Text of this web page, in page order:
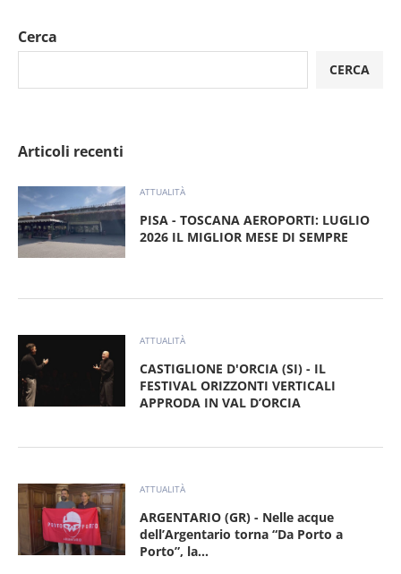
Cerca
CERCA
Articoli recenti
ATTUALITÀ
PISA - TOSCANA AEROPORTI: LUGLIO
2026 IL MIGLIOR MESE DI SEMPRE
ATTUALITÀ
CASTIGLIONE D'ORCIA (SI) - IL
FESTIVAL ORIZZONTI VERTICALI
APPRODA IN VAL D’ORCIA
ATTUALITÀ
ARGENTARIO (GR) - Nelle acque
dell’Argentario torna “Da Porto a
Porto”, la...